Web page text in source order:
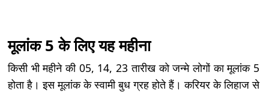
मूलांक 5 के लिए यह महीना
किसी भी महीने की 05, 14, 23 तारीख को जन्मे लोगों का मूलांक 5
होता है। इस मूलांक के स्वामी बुध ग्रह होते हैं। करियर के लिहाज से